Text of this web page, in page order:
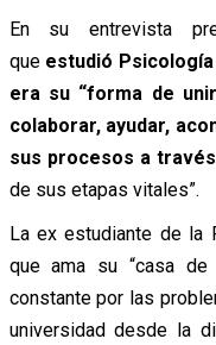
En su entrevista
que estudió
era su “forma de
colaborar, ayudar,
sus procesos a
de sus etapas vitales”.
La ex estudiante de la
que ama su “casa
constante por las
universidad desde la